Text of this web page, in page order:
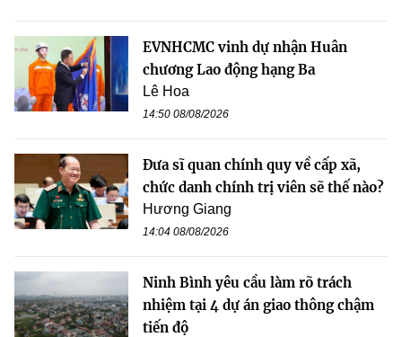
EVNHCMC vinh dự nhận Huân
chương Lao động hạng Ba
Lê Hoa
14:50 08/08/2026
Đưa sĩ quan chính quy về cấp xã,
chức danh chính trị viên sẽ thế nào?
Hương Giang
14:04 08/08/2026
Ninh Bình yêu cầu làm rõ trách
nhiệm tại 4 dự án giao thông chậm
tiến độ